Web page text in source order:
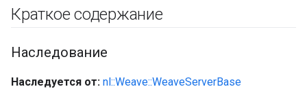
Краткое содержание
Наследование
Наследуется от: nl::Weave::WeaveServerBase